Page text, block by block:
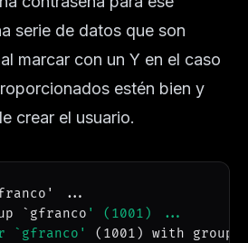
serie de datos que son
marcar con un Y en el caso
estén bien y
crear el usuario.
...
` gfranco ' (1001) ...
`gfranco'
( 1001 ) with group